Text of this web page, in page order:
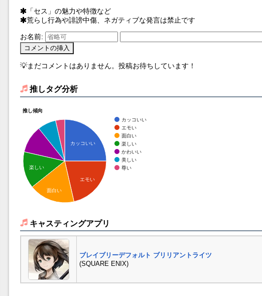
「セス」の魅力や特徴など
荒らし行為や誹謗中傷、ネガティブな発言は禁止です
お名前:
💡まだコメントはありません。投稿お待ちしています！
推しタグ分析
推し傾向
カッコいい
エモい
面白い
楽しい
かわいい
美しい
尊い
カッコいい
エモい
楽しい
面白い
キャスティングアプリ
ブレイブリーデフォルト ブリリアントライツ
(SQUARE ENIX)